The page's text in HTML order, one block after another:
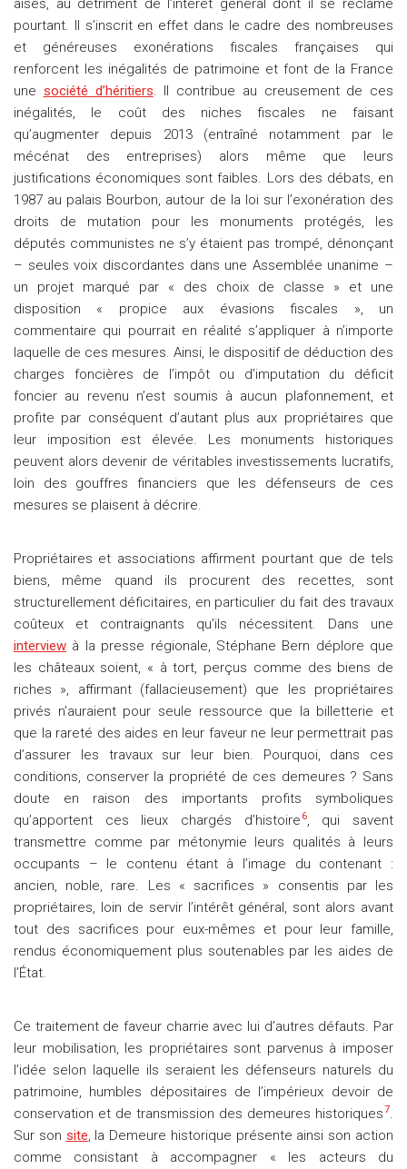
aisés, au détriment de l’intérêt général dont il se réclame
pourtant. Il s’inscrit en effet dans le cadre des nombreuses
et généreuses exonérations fiscales françaises qui
renforcent les inégalités de patrimoine et font de la France
une société d’héritiers. Il contribue au creusement de ces
inégalités, le coût des niches fiscales ne faisant
qu’augmenter depuis 2013 (entraîné notamment par le
mécénat des entreprises) alors même que leurs
justifications économiques sont faibles. Lors des débats, en
1987 au palais Bourbon, autour de la loi sur l’exonération des
droits de mutation pour les monuments protégés, les
députés communistes ne s’y étaient pas trompé, dénonçant
– seules voix discordantes dans une Assemblée unanime –
un projet marqué par « des choix de classe » et une
disposition « propice aux évasions fiscales », un
commentaire qui pourrait en réalité s’appliquer à n’importe
laquelle de ces mesures. Ainsi, le dispositif de déduction des
charges foncières de l’impôt ou d’imputation du déficit
foncier au revenu n’est soumis à aucun plafonnement, et
profite par conséquent d’autant plus aux propriétaires que
leur imposition est élevée. Les monuments historiques
peuvent alors devenir de véritables investissements lucratifs,
loin des gouffres financiers que les défenseurs de ces
mesures se plaisent à décrire.
Propriétaires et associations affirment pourtant que de tels
biens, même quand ils procurent des recettes, sont
structurellement déficitaires, en particulier du fait des travaux
coûteux et contraignants qu’ils nécessitent. Dans une
interview à la presse régionale, Stéphane Bern déplore que
les châteaux soient, « à tort, perçus comme des biens de
riches », affirmant (fallacieusement) que les propriétaires
privés n’auraient pour seule ressource que la billetterie et
que la rareté des aides en leur faveur ne leur permettrait pas
d’assurer les travaux sur leur bien. Pourquoi, dans ces
conditions, conserver la propriété de ces demeures ? Sans
doute en raison des importants profits symboliques
qu’apportent ces lieux chargés d’histoire 6, qui savent
transmettre comme par métonymie leurs qualités à leurs
occupants – le contenu étant à l’image du contenant :
ancien, noble, rare. Les « sacrifices » consentis par les
propriétaires, loin de servir l’intérêt général, sont alors avant
tout des sacrifices pour eux-mêmes et pour leur famille,
rendus économiquement plus soutenables par les aides de
l’État.
Ce traitement de faveur charrie avec lui d’autres défauts. Par
leur mobilisation, les propriétaires sont parvenus à imposer
l’idée selon laquelle ils seraient les défenseurs naturels du
patrimoine, humbles dépositaires de l’impérieux devoir de
conservation et de transmission des demeures historiques7.
Sur son site, la Demeure historique présente ainsi son action
comme consistant à accompagner « les acteurs du